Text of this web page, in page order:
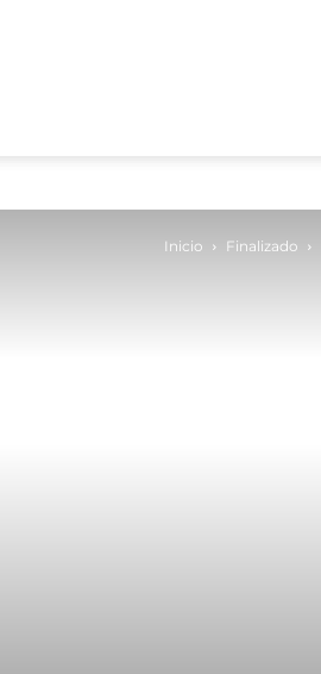
Inicio Finalizado